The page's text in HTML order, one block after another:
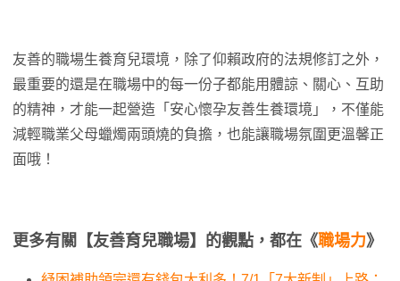
友善的職場生養育兒環境，除了仰賴政府的法規修訂之外，
最重要的還是在職場中的每一份子都能用體諒、關心、互助
的精神，才能一起營造「安心懷孕友善生養環境」，不僅能
減輕職業父母蠟燭兩頭燒的負擔，也能讓職場氛圍更溫馨正
面哦！
更多有關【友善育兒職場】的觀點，都在《職場力》